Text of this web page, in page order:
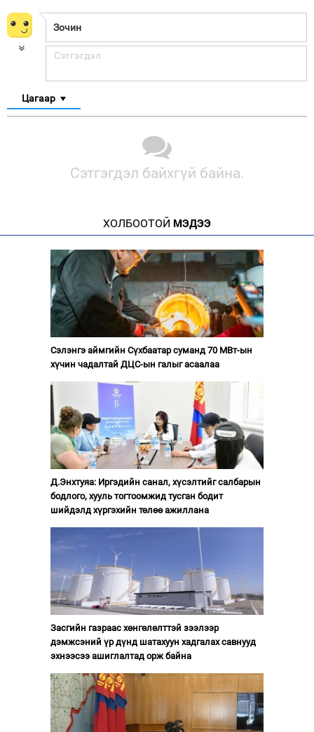
Цагаар
Сэтгэгдэл байхгүй байна.
ХОЛБООТОЙ МЭДЭЭ
Сэлэнгэ аймгийн Сүхбаатар суманд 70 МВт-ын
хүчин чадалтай ДЦС-ын галыг асаалаа
Д.Энхтуяа: Иргэдийн санал, хүсэлтийг салбарын
бодлого, хууль тогтоомжид тусган бодит
шийдэлд хүргэхийн төлөө ажиллана
Засгийн газраас хөнгөлөлттэй зээлээр
дэмжсэний үр дүнд шатахуун хадгалах савнууд
эхнээсээ ашиглалтад орж байна